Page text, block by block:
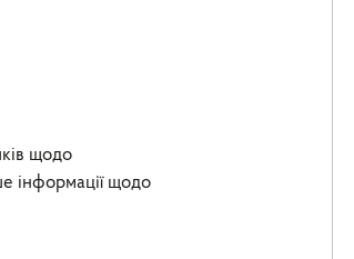
щодо
інформації щодо